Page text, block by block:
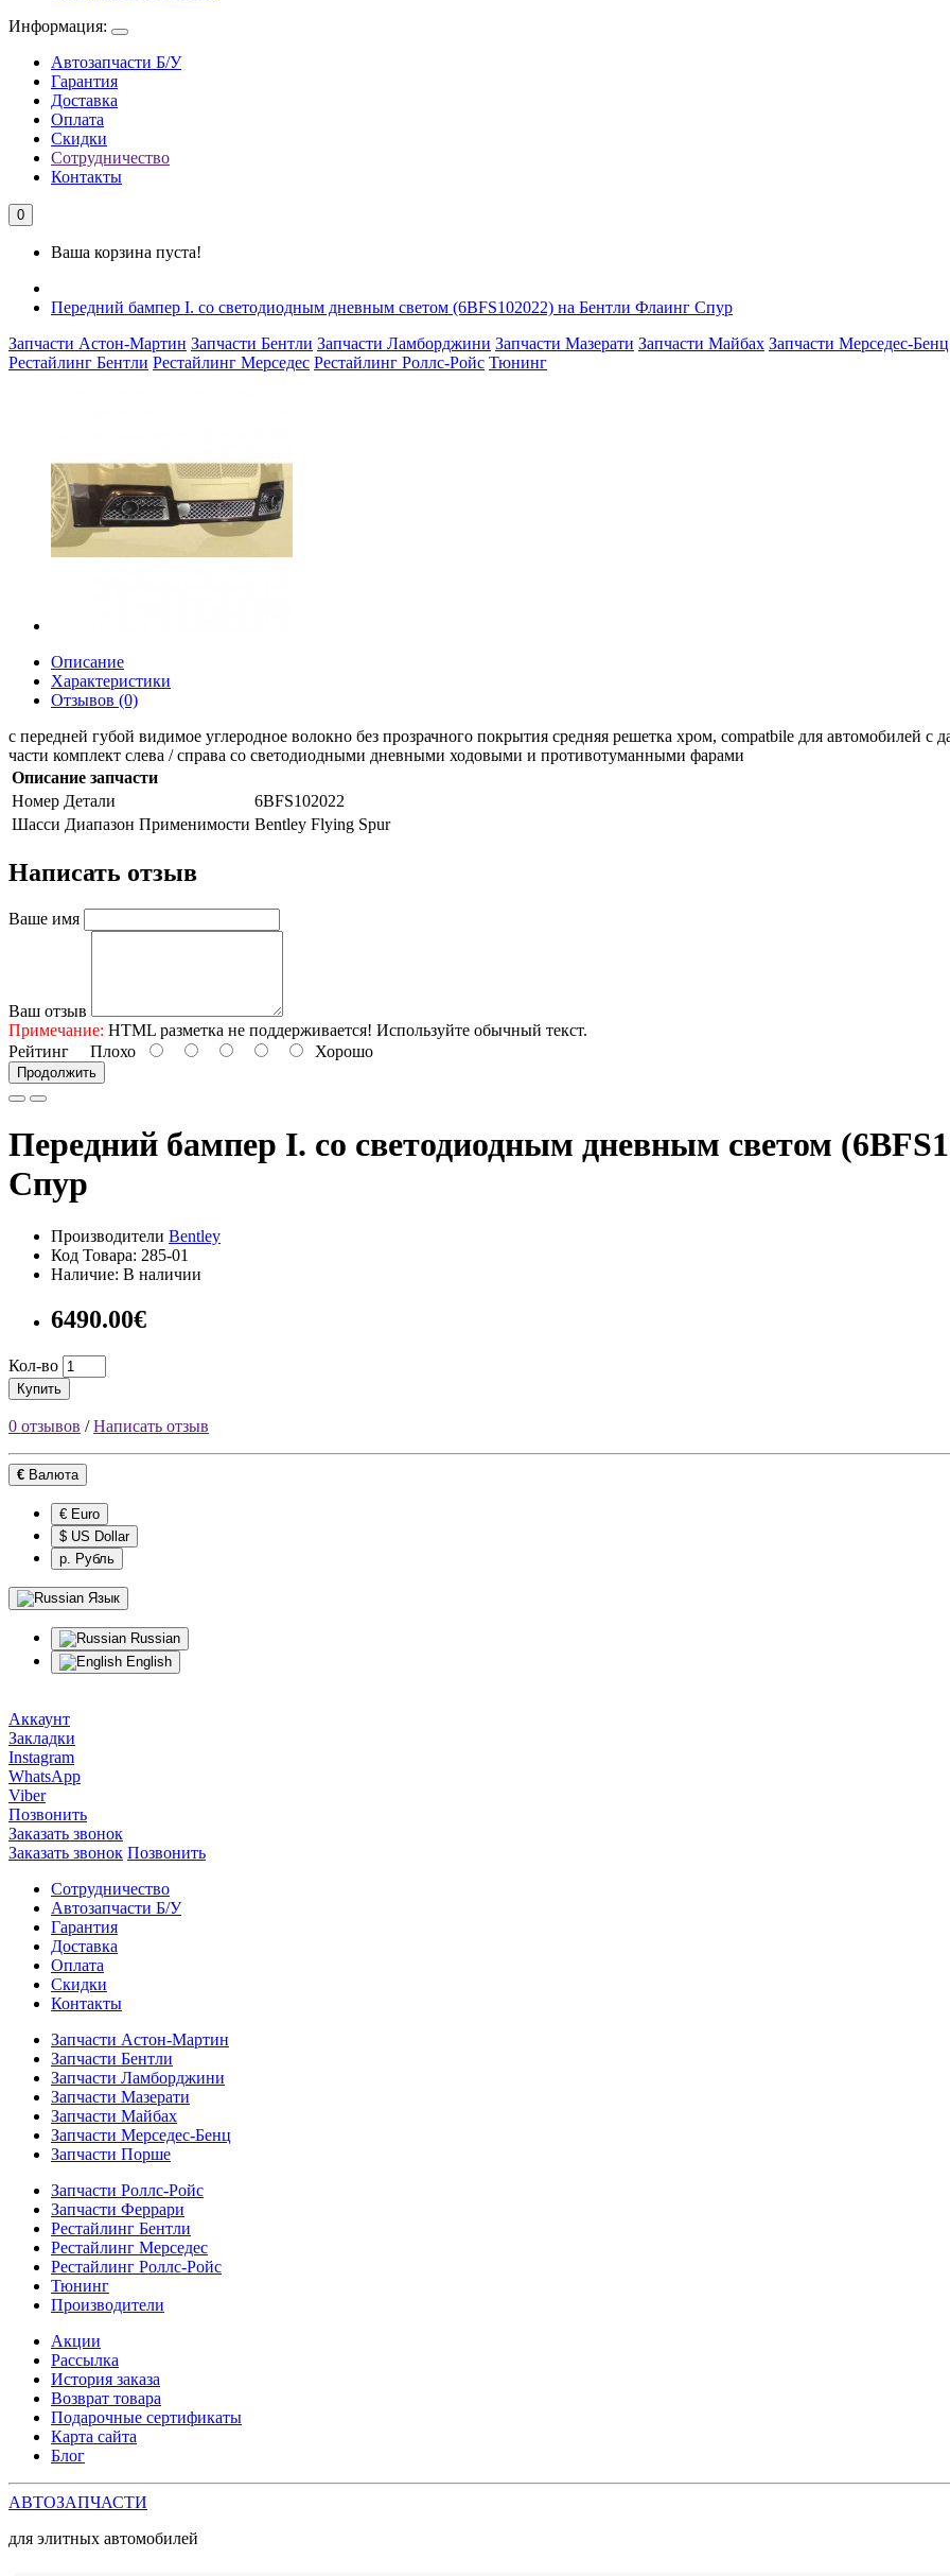
Информация:
Автозапчасти Б/У
Гарантия
Доставка
Оплата
Скидки
Сотрудничество
Контакты
0
Ваша корзина пуста!
Передний бампер I. со светодиодным дневным светом (6BFS102022) на Бентли Флаинг Спур
Запчасти Астон-Мартин Запчасти Бентли Запчасти Ламборджини Запчасти Мазерати Запчасти Майбах Запчасти Мерседес-Бенц
Рестайлинг Бентли Рестайлинг Мерседес Рестайлинг Роллс-Ройс Тюнинг
Описание
Характеристики
Отзывов (0)
с передней губой видимое углеродное волокно без прозрачного покрытия средняя решетка хром, compatbile для автомобилей с
части комплект слева / справа со светодиодными дневными ходовыми и противотуманными фарами
Описание запчасти
Номер Детали
6BFS102022
Шасси Диапазон Применимости Bentley Flying Spur
Написать отзыв
Ваше имя
Ваш отзыв
Примечание: HTML разметка не поддерживается! Используйте обычный текст.
Рейтинг Плохо Хорошо
Продолжить
Передний бампер I. со светодиодным дневным светом
Спур
Производители Bentley
Код Товара: 285-01
Наличие: В наличии
6490.00€
Кол-во
Купить
0 отзывов /Написать отзыв
€ Валюта
€ Euro
$ US Dollar
р. Рубль
Язык
Russian
English
Аккаунт
Закладки
Instagram
WhatsApp
Viber
Позвонить
Заказать звонок
Заказать звонок Позвонить
Сотрудничество
Автозапчасти Б/У
Гарантия
Доставка
Оплата
Скидки
Контакты
Запчасти Астон-Мартин
Запчасти Бентли
Запчасти Ламборджини
Запчасти Мазерати
Запчасти Майбах
Запчасти Мерседес-Бенц
Запчасти Порше
Запчасти Роллс-Ройс
Запчасти Феррари
Рестайлинг Бентли
Рестайлинг Мерседес
Рестайлинг Роллс-Ройс
Тюнинг
Производители
Акции
Рассылка
История заказа
Возврат товара
Подарочные сертификаты
Карта сайта
Блог
АВТОЗАПЧАСТИ
для элитных автомобилей